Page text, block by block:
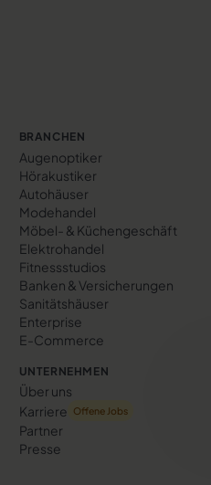
BRANCHEN
Augenoptiker
Hörakustiker
Autohäuser
Modehandel
Möbel- & Küchengeschäft
Elektrohandel
Fitnessstudios
Banken & Versicherungen
Sanitätshäuser
Enterprise
E-Commerce
UNTERNEHMEN
Über uns
Karriere
Offene Jobs
Partner
Presse